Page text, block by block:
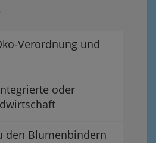
Verordnung und
oder
den Blumenbindern